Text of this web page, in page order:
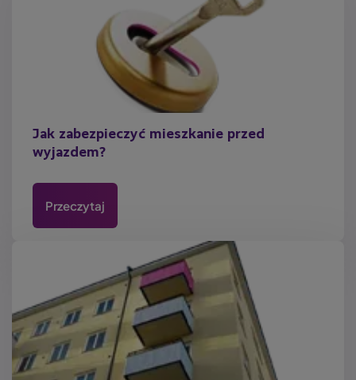
Jak zabezpieczyć mieszkanie przed
wyjazdem?
Przeczytaj